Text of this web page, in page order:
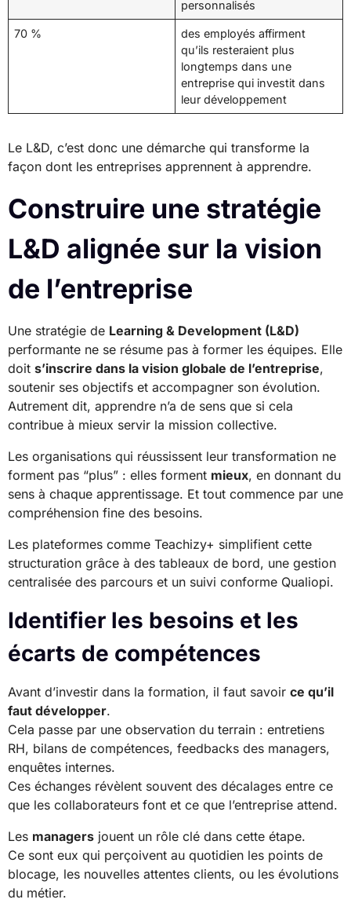
personnalisés
70 %
des employés affirment
qu’ils resteraient plus
longtemps dans une
entreprise qui investit dans
leur développement
Le L&D, c’est donc une démarche qui transforme la
façon dont les entreprises apprennent à apprendre.
Construire une stratégie
L&D alignée sur la vision
de l’entreprise
Une stratégie de Learning & Development (L&D)
performante ne se résume pas à former les équipes. Elle
doit s’inscrire dans la vision globale de l’entreprise,
soutenir ses objectifs et accompagner son évolution.
Autrement dit, apprendre n’a de sens que si cela
contribue à mieux servir la mission collective.
Les organisations qui réussissent leur transformation ne
forment pas “plus” : elles forment mieux, en donnant du
sens à chaque apprentissage. Et tout commence par une
compréhension fine des besoins.
Les plateformes comme Teachizy+ simplifient cette
structuration grâce à des tableaux de bord, une gestion
centralisée des parcours et un suivi conforme Qualiopi.
Identifier les besoins et les
écarts de compétences
Avant d’investir dans la formation, il faut savoir ce qu’il
faut développer.
Cela passe par une observation du terrain : entretiens
RH, bilans de compétences, feedbacks des managers,
enquêtes internes.
Ces échanges révèlent souvent des décalages entre ce
que les collaborateurs font et ce que l’entreprise attend.
Les managers jouent un rôle clé dans cette étape.
Ce sont eux qui perçoivent au quotidien les points de
blocage, les nouvelles attentes clients, ou les évolutions
du métier.